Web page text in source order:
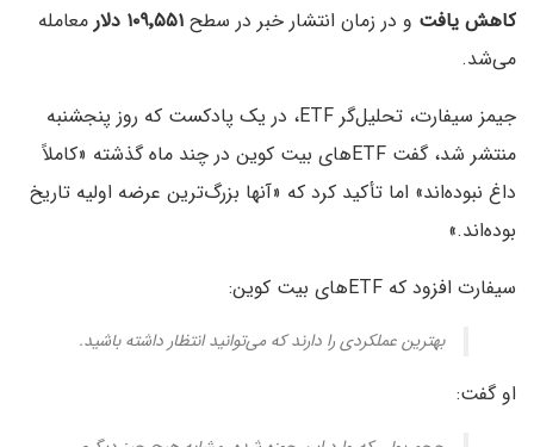
کاهش یافت و در زمان انتشار خبر در سطح ۱۰۹٬۵۵۱ دلار
معامله
می‌شد.
جیمز سیفارت، تحلیل‌گر ETF، در یک پادکست که روز پنجشنبه
منتشر شد، گفت ETFهای بیت کوین در چند ماه گذشته «کاملاً
داغ نبوده‌اند» اما تأکید کرد که «آنها بزرگ‌ترین عرضه اولیه تاریخ
بوده‌اند.»
سیفارت افزود که ETFهای بیت کوین:
بهترین عملکردی را دارند که می‌توانید انتظار داشته باشید.
او گفت: